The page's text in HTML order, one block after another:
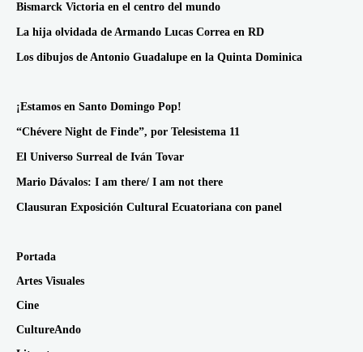
Bismarck Victoria en el centro del mundo
La hija olvidada de Armando Lucas Correa en RD
Los dibujos de Antonio Guadalupe en la Quinta Dominica
¡Estamos en Santo Domingo Pop!
“Chévere Night de Finde”, por Telesistema 11
El Universo Surreal de Iván Tovar
Mario Dávalos: I am there/ I am not there
Clausuran Exposición Cultural Ecuatoriana con panel
Portada
Artes Visuales
Cine
CultureAndo